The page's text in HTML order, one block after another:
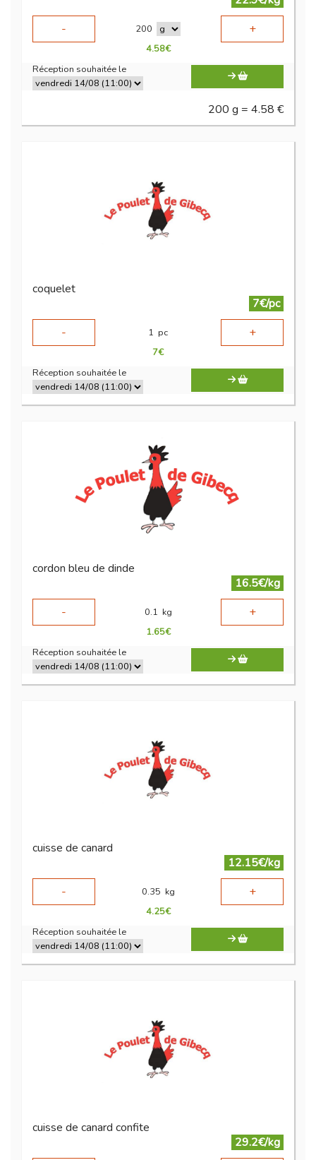
-
200 +
4.58€
Réception souhaitée le
200 g = 4.58 €
coquelet
7€/pc
-
1 pc +
7€
Réception souhaitée le
cordon bleu de dinde
16.5€/kg
-
0.1 kg +
1.65€
Réception souhaitée le
cuisse de canard
12.15€/kg
-
0.35 kg +
4.25€
Réception souhaitée le
cuisse de canard confite
29.2€/kg